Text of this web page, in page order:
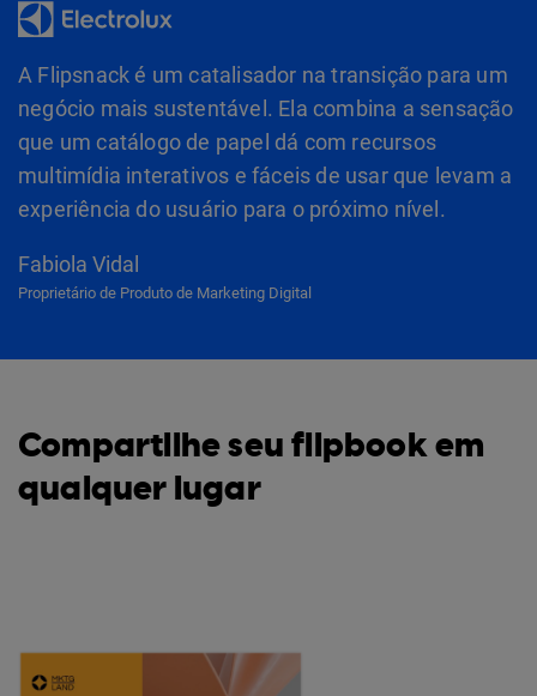
A Flipsnack é um catalisador na transição para um
negócio mais sustentável. Ela combina a sensação
que um catálogo de papel dá com recursos
multimídia interativos e fáceis de usar que levam a
experiência do usuário para o próximo nível.
Fabiola Vidal
Proprietário de Produto de Marketing Digital
Compartilhe seu flipbook em
qualquer lugar